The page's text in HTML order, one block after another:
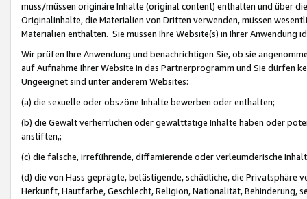
muss/müssen originäre Inhalte (original content) enthalten und über
Originalinhalte, die Materialien von Dritten verwenden, müssen
Materialien enthalten. Sie müssen Ihre Website(s) in Ihrer Anwendung
Wir prüfen Ihre Anwendung und benachrichtigen Sie, ob sie
auf Aufnahme Ihrer Website in das Partnerprogramm und Sie dürfen
Ungeeignet sind unter anderem Websites:
(a) die sexuelle oder obszöne Inhalte bewerben oder enthalten;
(b) die Gewalt verherrlichen oder gewalttätige Inhalte haben oder
anstiften,;
(c) die falsche, irreführende, diffamierende oder verleumderische
(d) die von Hass geprägte, belästigende, schädliche, die Privatsphäre
Herkunft, Hautfarbe, Geschlecht, Religion, Nationalität, Behinderung,